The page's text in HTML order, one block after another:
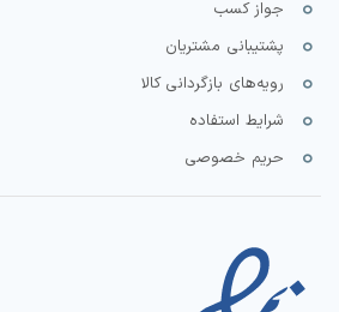
جواز کسب
پشتیبانی مشتریان
رویه‌های بازگردانی کالا
شرایط استفاده
حریم خصوصی